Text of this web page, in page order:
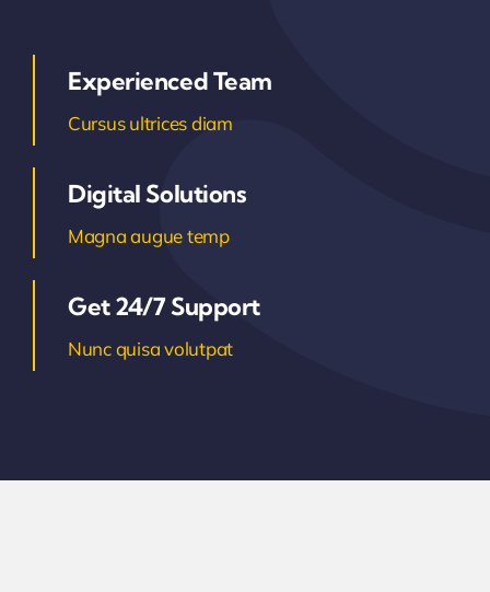
Experienced Team
Cursus ultrices diam
Digital Solutions
Magna augue temp
Get 24/7 Support
Nunc quisa volutpat